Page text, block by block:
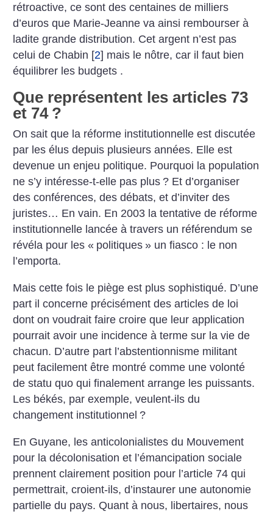
rétroactive, ce sont des centaines de milliers
d’euros que Marie-Jeanne va ainsi rembourser à
ladite grande distribution. Cet argent n’est pas
celui de Chabin [2] mais le nôtre, car il faut bien
équilibrer les budgets .
Que représentent les articles 73
et 74 ?
On sait que la réforme institutionnelle est discutée
par les élus depuis plusieurs années. Elle est
devenue un enjeu politique. Pourquoi la population
ne s’y intéresse-t-elle pas plus ? Et d’organiser
des conférences, des débats, et d’inviter des
juristes… En vain. En 2003 la tentative de réforme
institutionnelle lancée à travers un référendum se
révéla pour les « politiques » un fiasco : le non
l’emporta.
Mais cette fois le piège est plus sophistiqué. D’une
part il concerne précisément des articles de loi
dont on voudrait faire croire que leur application
pourrait avoir une incidence à terme sur la vie de
chacun. D’autre part l’abstentionnisme militant
peut facilement être montré comme une volonté
de statu quo qui finalement arrange les puissants.
Les békés, par exemple, veulent-ils du
changement institutionnel ?
En Guyane, les anticolonialistes du Mouvement
pour la décolonisation et l’émancipation sociale
prennent clairement position pour l’article 74 qui
permettrait, croient-ils, d’instaurer une autonomie
partielle du pays. Quant à nous, libertaires, nous